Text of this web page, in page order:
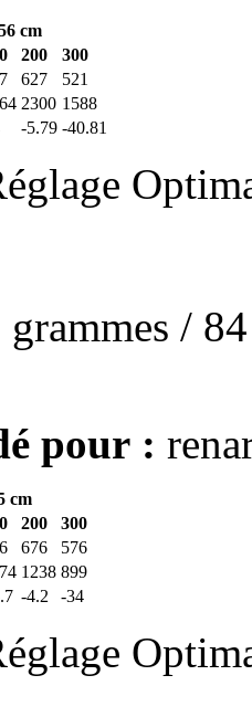
cm
200
300
627
521
2300 1588
-5.79 -40.81
/
pour :
cm
200
300
676
576
1238 899
-4.2 -34